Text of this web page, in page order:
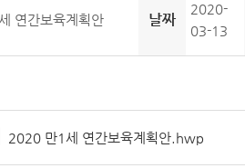
연간보육계획안 날짜
2020-
03-13
2020 만1세 연간보육계획안.hwp